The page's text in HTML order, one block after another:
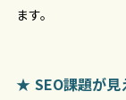
ます。
SEO課題が見